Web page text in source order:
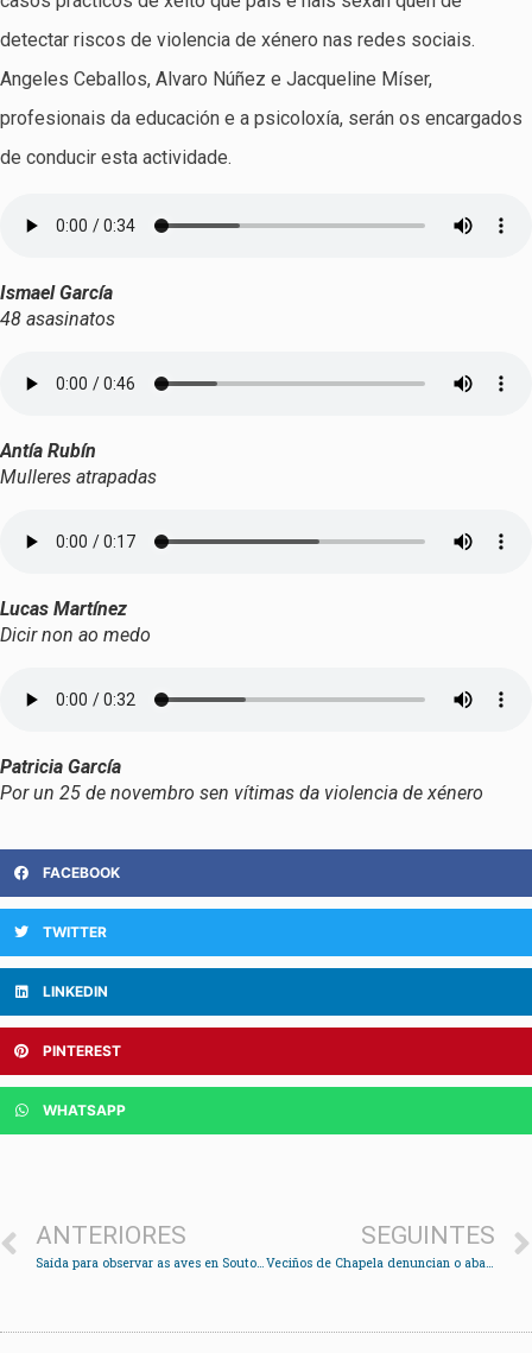
detectar riscos de violencia de xénero nas redes sociais.
Angeles Ceballos, Alvaro Núñez e Jacqueline Míser,
profesionais da educación e a psicoloxía, serán os encargados
de conducir esta actividade.
Ismael García
48 asasinatos
Antía Rubín
Mulleres atrapadas
Lucas Martínez
Dicir non ao medo
Patricia García
Por un 25 de novembro sen vítimas da violencia de xénero
FACEBOOK
TWITTER
LINKEDIN
PINTEREST
WHATSAPP
ANTERIORES
Saída para observar as aves en Soutoxuste
SEGUINTES
Veciños de Chapela denuncian o abandono da parroquia con rúas invadidas de maleza